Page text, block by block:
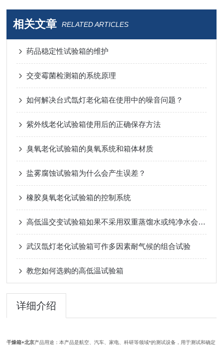
相关文章 RELATED ARTICLES
药品稳定性试验箱的维护
交变霉菌检测箱的系统原理
如何解决台式氙灯老化箱在使用中的噪音问题？
紫外线老化试验箱使用后的正确保存方法
臭氧老化试验箱的臭氧系统和箱体材质
盐雾腐蚀试验箱为什么会产生误差？
橡胶臭氧老化试验箱的控制系统
高低温交变试验箱如果不采用双重蒸馏水或纯净水会有什么影响？
武汉氙灯老化试验箱可作多因素耐气候的组合试验
教您如何选购的高低温试验箱
详细介绍
干燥箱+北京产品用途：本产品是航空、汽车、家电、科研等领域*的测试设备，用于测试和确定